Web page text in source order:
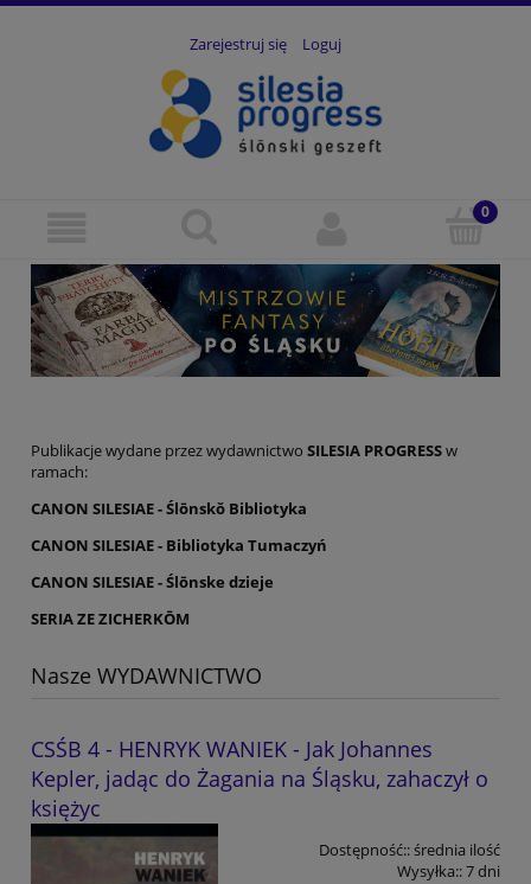
Zarejestruj się Loguj
Publikacje wydane przez wydawnictwo SILESIA PROGRESSw
ramach:
CANON SILESIAE - Ślōnskŏ Bibliotyka
CANON SILESIAE - Bibliotyka Tumaczyń
CANON SILESIAE - Ślōnske dzieje
SERIA ZE ZICHERKŌM
Nasze WYDAWNICTWO
CSŚB 4 - HENRYK WANIEK - Jak Johannes
Kepler, jadąc do Żagania na Śląsku, zahaczył o
księżyc
Dostępność::średnia ilość
Wysyłka::7 dni